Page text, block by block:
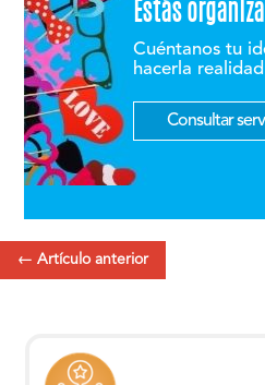
Estás
Cuéntanos tu
hacerla realidad
Consultar
← Artículo anterior